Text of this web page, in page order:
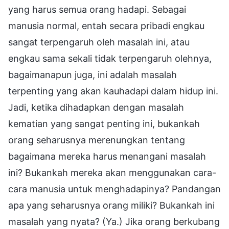
yang harus semua orang hadapi. Sebagai
manusia normal, entah secara pribadi engkau
sangat terpengaruh oleh masalah ini, atau
engkau sama sekali tidak terpengaruh olehnya,
bagaimanapun juga, ini adalah masalah
terpenting yang akan kauhadapi dalam hidup ini.
Jadi, ketika dihadapkan dengan masalah
kematian yang sangat penting ini, bukankah
orang seharusnya merenungkan tentang
bagaimana mereka harus menangani masalah
ini? Bukankah mereka akan menggunakan cara-
cara manusia untuk menghadapinya? Pandangan
apa yang seharusnya orang miliki? Bukankah ini
masalah yang nyata? (Ya.) Jika orang berkubang